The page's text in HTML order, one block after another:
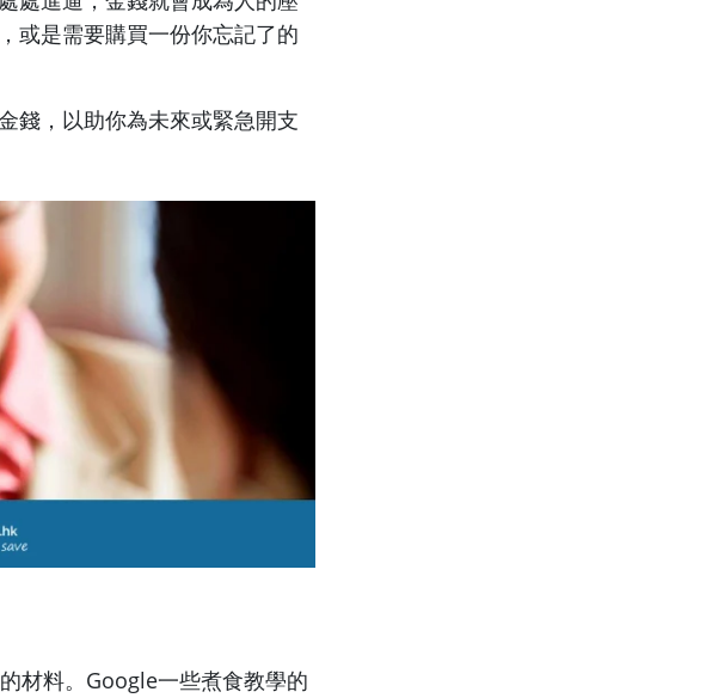
或是需要購買一份你忘記了的
錢，以助你為未來或緊急開支
材料。Google一些煮食教學的